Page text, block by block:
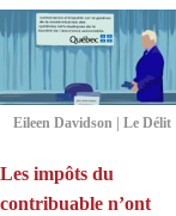
Eileen Davidson | Le Délit
Les impôts du
contribuable n’ont